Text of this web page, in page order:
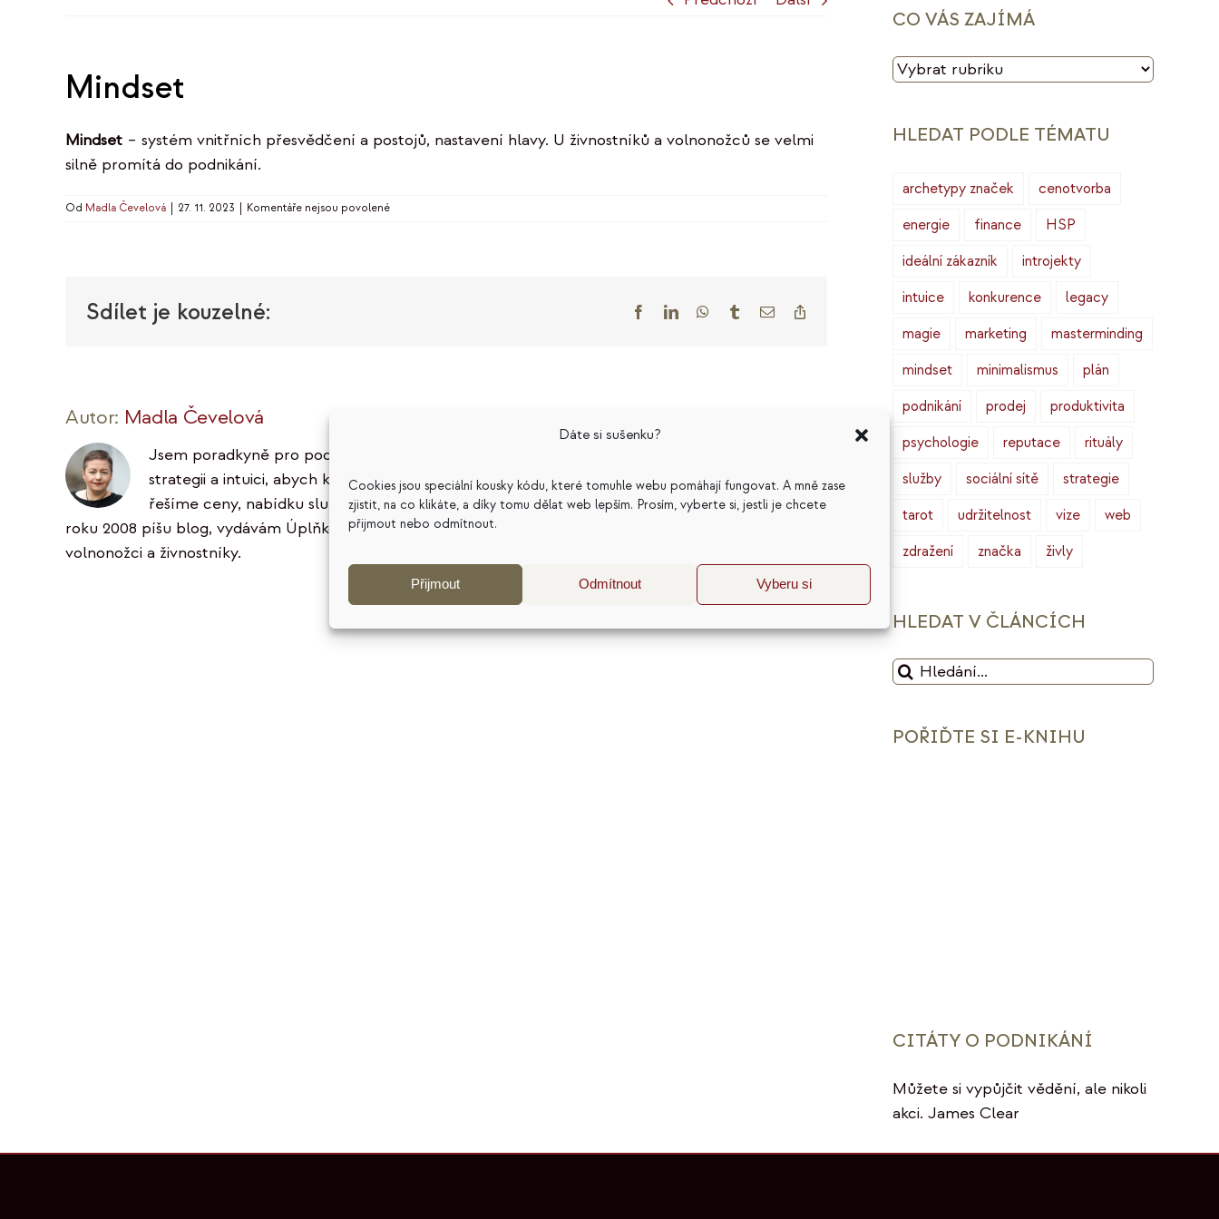
Dáte si sušenku?
Cookies jsou speciální kousky kódu, které tomuhle webu pomáhají fungovat. A mně zase
zjistit, na co klikáte, a díky tomu dělat web lepším. Prosím, vyberte si, jestli je chcete
přijmout nebo odmítnout.
Přijmout Odmítnout Vyberu si
Mindset
Mindset – systém vnitřních přesvědčení a postojů, nastavení hlavy. U živnostníků a volnonožců se velmi
silně promítá do podnikání.
Od Madla Čevelová 27. 11. 2023 Komentáře nejsou povolenéu
Sdílet je kouzelné: FacebookLinkedInWhatsApp
TumblrE-
Autor: Madla Čevelová
Jsem poradkyně pro podnikatele ve službách. Ve své práci propojuji psychologii, cenotvorbu,
strategii a intuici, abych klientům pomohla dělat lepší podnikatelská rozhodnutí. Nejčastěji
řešíme ceny, nabídku služeb, podnikatelský model a dlouhodobou udržitelnost podnikání. Od
roku 2008 píšu blog, vydávám Úplňkový zpravodaj a sdílím zkušenosti z více než 20 let práce s
volnonožci a živnostníky.
CO VÁS ZAJÍMÁ
CO
HLEDAT PODLE TÉMATU
archetypy značek
cenotvorba
energie
finance
HSP
ideální zákazník
introjekty
intuice
konkurence
legacy
magie
marketing
masterminding
mindset
minimalismus
plán
podnikání
prodej
produktivita
psychologie
reputace
rituály
služby
sociální sítě
strategie
tarot
udržitelnost vize
web
zdražení
značka živly
HLEDAT V ČLÁNCÍCH
Hledat:
POŘIĎTE SI E-KNIHU
CITÁTY O PODNIKÁNÍ
Můžete si vypůjčit vědění, ale nikoli
akci. James Clear